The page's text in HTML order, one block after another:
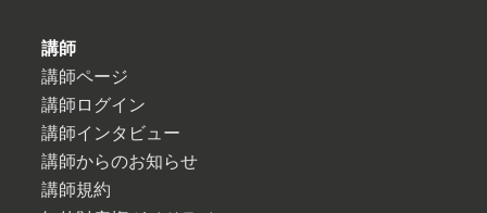
講師
講師ページ
講師ログイン
講師インタビュー
講師からのお知らせ
講師規約